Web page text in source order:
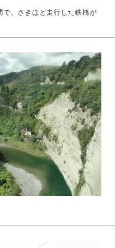
で、さきほど走行した鉄橋が